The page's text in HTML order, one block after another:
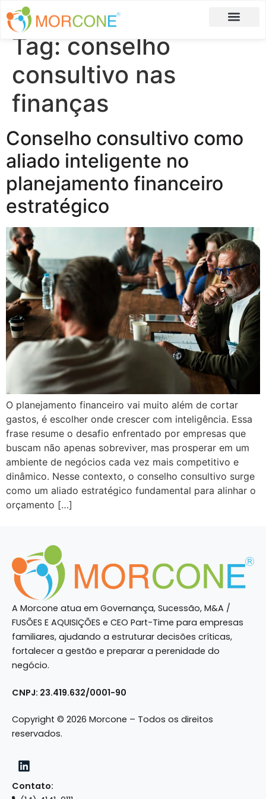
Tag: conselho
consultivo nas
finanças
Conselho consultivo como
aliado inteligente no
planejamento financeiro
estratégico
O planejamento financeiro vai muito além de cortar
gastos, é escolher onde crescer com inteligência. Essa
frase resume o desafio enfrentado por empresas que
buscam não apenas sobreviver, mas prosperar em um
ambiente de negócios cada vez mais competitivo e
dinâmico. Nesse contexto, o conselho consultivo surge
como um aliado estratégico fundamental para alinhar o
orçamento […]
A Morcone atua em Governança, Sucessão, M&A /
FUSÕES E AQUISIÇÕES e CEO Part-Time para empresas
familiares, ajudando a estruturar decisões críticas,
fortalecer a gestão e preparar a perenidade do
negócio.
CNPJ: 23.419.632/0001-90
Copyright © 2026 Morcone – Todos os direitos
reservados.
Contato: